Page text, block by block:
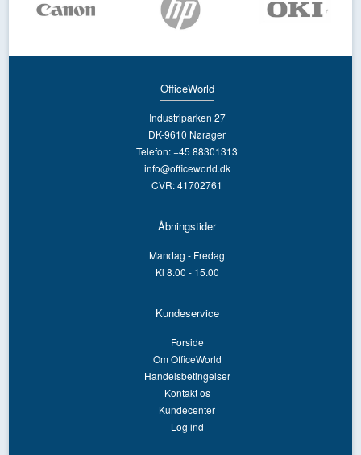
OfficeWorld
Industriparken 27
DK-9610 Nørager
Telefon: +45 88301313
info@officeworld.dk
CVR: 41702761
Åbningstider
Mandag - Fredag
Kl 8.00 - 15.00
Kundeservice
Forside
Om OfficeWorld
Handelsbetingelser
Kontakt os
Kundecenter
Log ind